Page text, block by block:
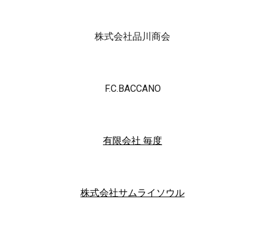
株式会社品川商会
F.C.BACCANO
有限会社 毎度
株式会社サムライソウル